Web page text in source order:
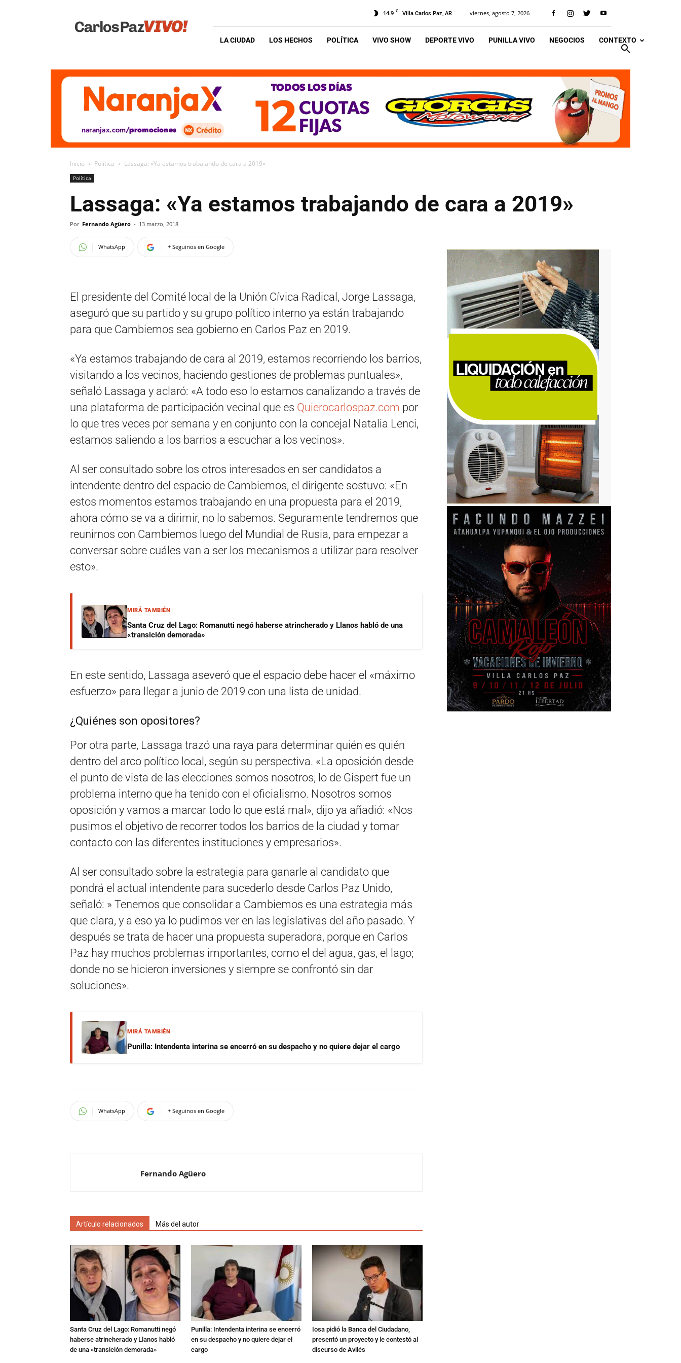
Vivo
14.9 C Villa Carlos Paz, AR viernes, agosto 7, 2026
LA CIUDAD LOS HECHOS POLÍTICA VIVO SHOW DEPORTE VIVO PUNILLA VIVO NEGOCIOS CONTEXTO
Inicio Política Lassaga: «Ya estamos trabajando de cara a 2019»
Política
Lassaga: «Ya estamos trabajando de cara a 2019»
Por Fernando Agüero - 13 marzo, 2018
WhatsApp + Seguinos en Google
El presidente del Comité local de la Unión Cívica Radical, Jorge Lassaga,
aseguró que su partido y su grupo político interno ya están trabajando
para que Cambiemos sea gobierno en Carlos Paz en 2019.
«Ya estamos trabajando de cara al 2019, estamos recorriendo los barrios,
visitando a los vecinos, haciendo gestiones de problemas puntuales»,
señaló Lassaga y aclaró: «A todo eso lo estamos canalizando a través de
una plataforma de participación vecinal que es Quierocarlospaz.com por
lo que tres veces por semana y en conjunto con la concejal Natalia Lenci,
estamos saliendo a los barrios a escuchar a los vecinos».
Al ser consultado sobre los otros interesados en ser candidatos a
intendente dentro del espacio de Cambiemos, el dirigente sostuvo: «En
estos momentos estamos trabajando en una propuesta para el 2019,
ahora cómo se va a dirimir, no lo sabemos. Seguramente tendremos que
reunirnos con Cambiemos luego del Mundial de Rusia, para empezar a
conversar sobre cuáles van a ser los mecanismos a utilizar para resolver
esto».
MIRÁ TAMBIÉN
Santa Cruz del Lago: Romanutti negó haberse atrincherado y Llanos habló de una
«transición demorada»
En este sentido, Lassaga aseveró que el espacio debe hacer el «máximo
esfuerzo» para llegar a junio de 2019 con una lista de unidad.
¿Quiénes son opositores?
Por otra parte, Lassaga trazó una raya para determinar quién es quién
dentro del arco político local, según su perspectiva. «La oposición desde
el punto de vista de las elecciones somos nosotros, lo de Gispert fue un
problema interno que ha tenido con el oficialismo. Nosotros somos
oposición y vamos a marcar todo lo que está mal», dijo ya añadió: «Nos
pusimos el objetivo de recorrer todos los barrios de la ciudad y tomar
contacto con las diferentes instituciones y empresarios».
Al ser consultado sobre la estrategia para ganarle al candidato que
pondrá el actual intendente para sucederlo desde Carlos Paz Unido,
señaló: » Tenemos que consolidar a Cambiemos es una estrategia más
que clara, y a eso ya lo pudimos ver en las legislativas del año pasado. Y
después se trata de hacer una propuesta superadora, porque en Carlos
Paz hay muchos problemas importantes, como el del agua, gas, el lago;
donde no se hicieron inversiones y siempre se confrontó sin dar
soluciones».
MIRÁ TAMBIÉN
Punilla: Intendenta interina se encerró en su despacho y no quiere dejar el cargo
WhatsApp + Seguinos en Google
Fernando Agüero
Artículo relacionados Más del autor
Santa Cruz del Lago: Romanutti negó
haberse atrincherado y Llanos habló
de una «transición demorada»
Punilla: Intendenta interina se encerró
en su despacho y no quiere dejar el
cargo
Iosa pidió la Banca del Ciudadano,
presentó un proyecto y le contestó al
discurso de Avilés